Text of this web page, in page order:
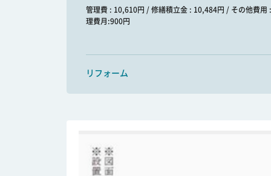
管理費 : 10,610円 / 修繕積立金 : 10,484円 / その他費用
理費月:900円
リフォーム